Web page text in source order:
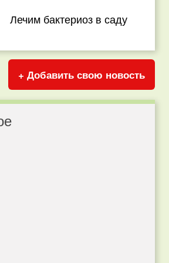
Лечим бактериоз в саду
+ Добавить свою новость